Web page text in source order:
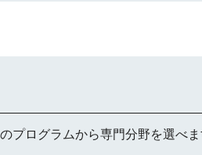
プログラムから専門分野を選べま